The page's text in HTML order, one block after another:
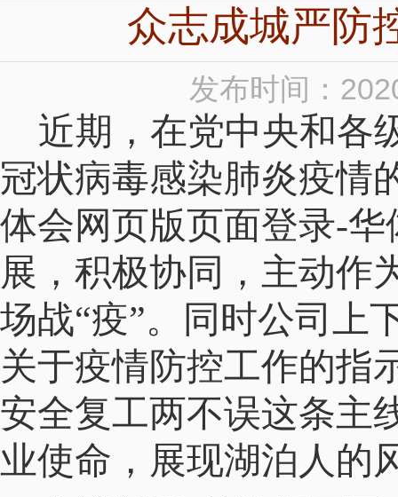
众志成城严防
发布时间：
近期，在党中央和各
冠状病毒感染肺炎疫情
体会网页版页面登录-
展，积极协同，主动作
场战“疫”。同时公司上
关于疫情防控工作的指
安全复工两不误这条主
业使命，展现湖泊人的